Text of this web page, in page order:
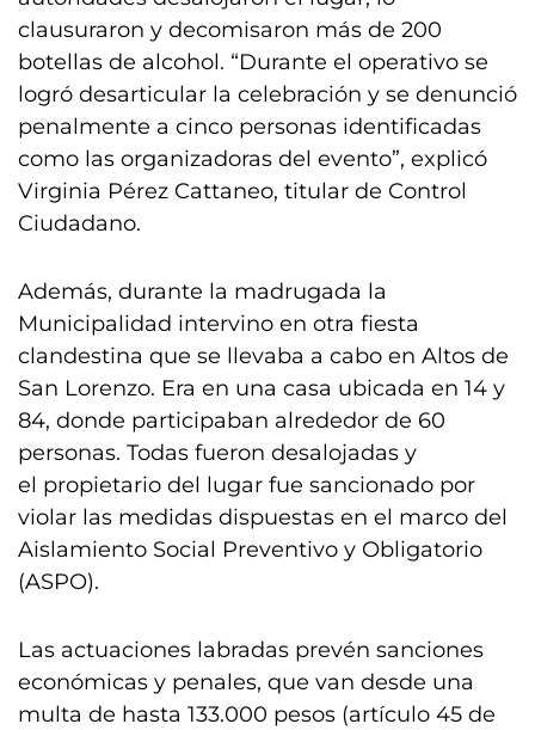
clausuraron y decomisaron más de 200
botellas de alcohol. “Durante el operativo se
logró desarticular la celebración y se denunció
penalmente a cinco personas identificadas
como las organizadoras del evento”, explicó
Virginia Pérez Cattaneo, titular de Control
Ciudadano.
Además, durante la madrugada la
Municipalidad intervino en otra fiesta
clandestina que se llevaba a cabo en Altos de
San Lorenzo. Era en una casa ubicada en 14 y
84, donde participaban alrededor de 60
personas. Todas fueron desalojadas y
el propietario del lugar fue sancionado por
violar las medidas dispuestas en el marco del
Aislamiento Social Preventivo y Obligatorio
(ASPO).
Las actuaciones labradas prevén sanciones
económicas y penales, que van desde una
multa de hasta 133.000 pesos (artículo 45 de